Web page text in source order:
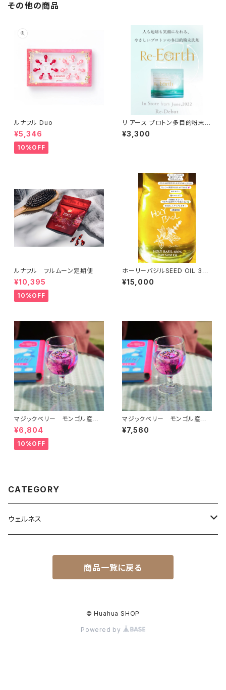
その他の商品
ルナフル Duo
¥5,346
10%OFF
リ アース プロトン多目的粉末洗
剤
¥3,300
ルナフル フルムーン定期便
¥10,395
10%OFF
ホーリーバジルSEED OIL 30
ml
¥15,000
マジックベリー モンゴル産
黒クコ 定期便
¥6,804
10%OFF
マジックベリー モンゴル産
黒クコ
¥7,560
CATEGORY
ウェルネス
商品一覧に戻る
© Huahua SHOP
Powered by